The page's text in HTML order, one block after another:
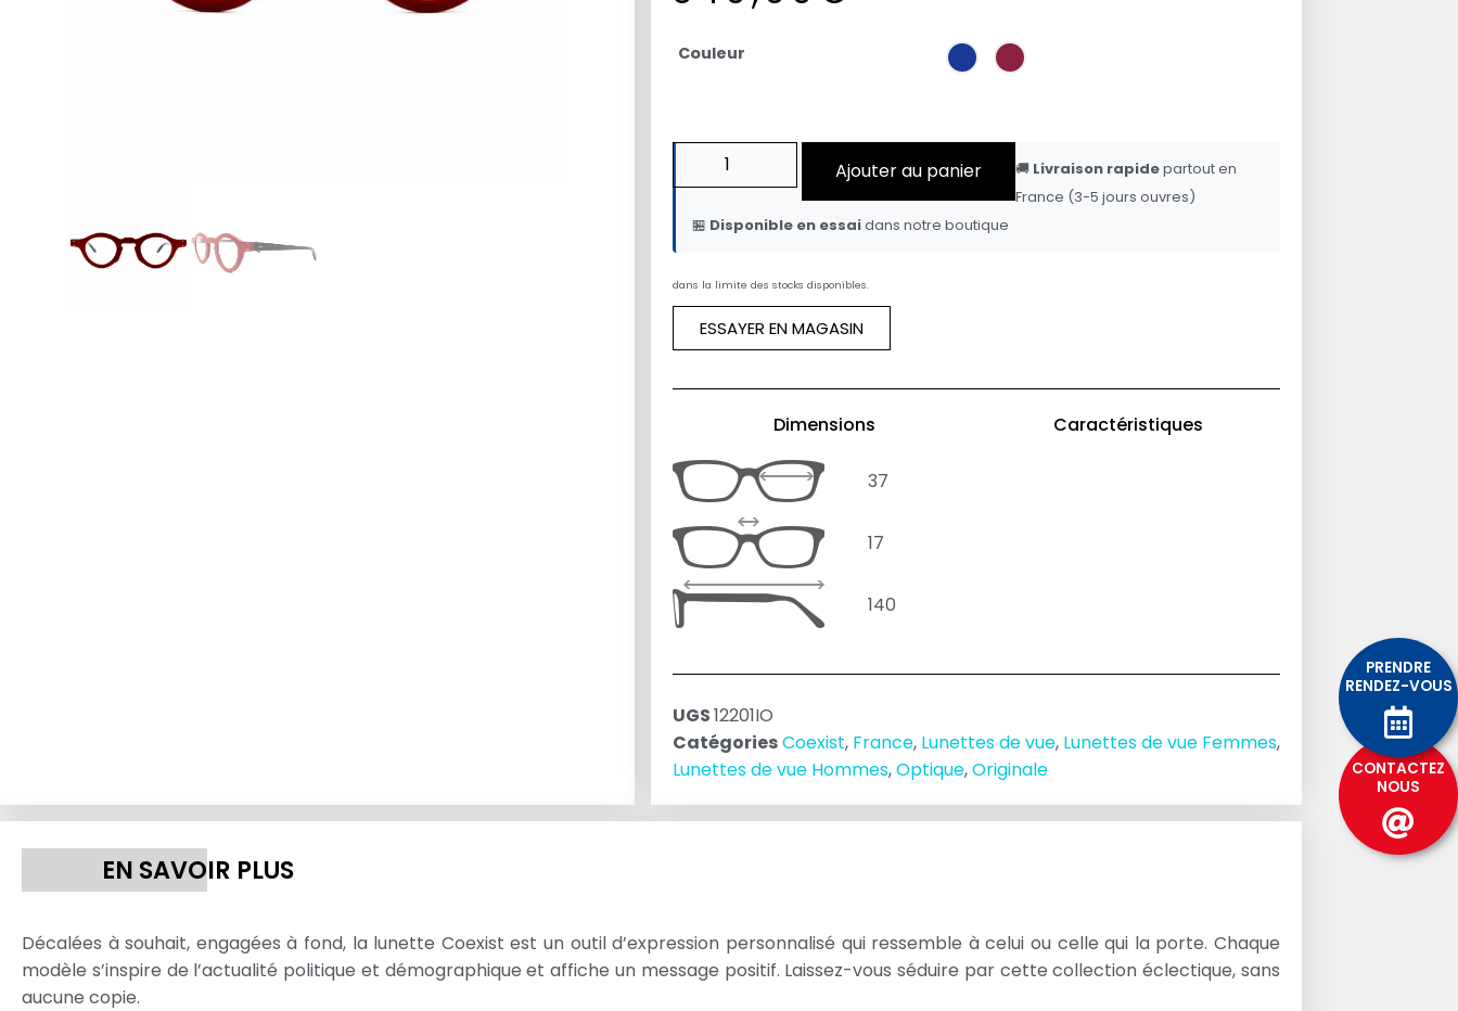
Couleur
Ajouter au panier 🚚 Livraison rapidepartout en
France (3-5 jours ouvres)
🏪 Disponible en essaidans notre boutique
dans la limite des stocks disponibles.
ESSAYER EN MAGASIN
Dimensions
37
17
140
Caractéristiques
UGS12201IO
CatégoriesCoexist, France, Lunettes de vue, Lunettes de vue Femmes,
Lunettes de vue Hommes,Optique,Originale
EN SAVOIR PLUS
Décalées à souhait, engagées à fond, la lunette Coexist est un outil d’expression personnalisé qui ressemble à celui ou celle qui la porte. Chaque
modèle s’inspire de l’actualité politique et démographique et affiche un message positif. Laissez-vous séduire par cette collection éclectique, sans
aucune copie.
PRENDRE
RENDEZ-VOUS
CONTACTEZ
NOUS